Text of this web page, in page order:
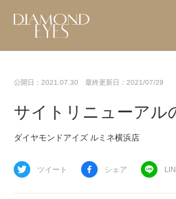
公開日：2021.07.30 最終更新日：2021/07/29
サイトリニューアル
ダイヤモンドアイズ ルミネ横浜店
ツイート シェア